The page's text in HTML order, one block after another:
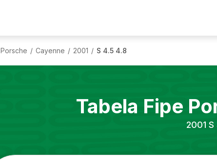
Porsche / Cayenne / 2001 / S 4.5 4.8
Tabela Fipe
2001 S